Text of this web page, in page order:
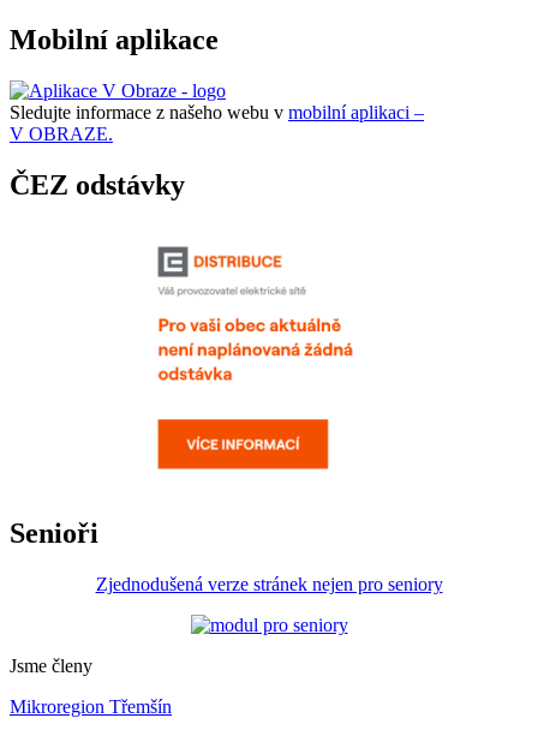
Mobilní aplikace
Sledujte informace z našeho webu v mobilní aplikaci –
V OBRAZE.
ČEZ odstávky
Senioři
Zjednodušená verze stránek nejen pro seniory
Jsme členy
Mikroregion Třemšín